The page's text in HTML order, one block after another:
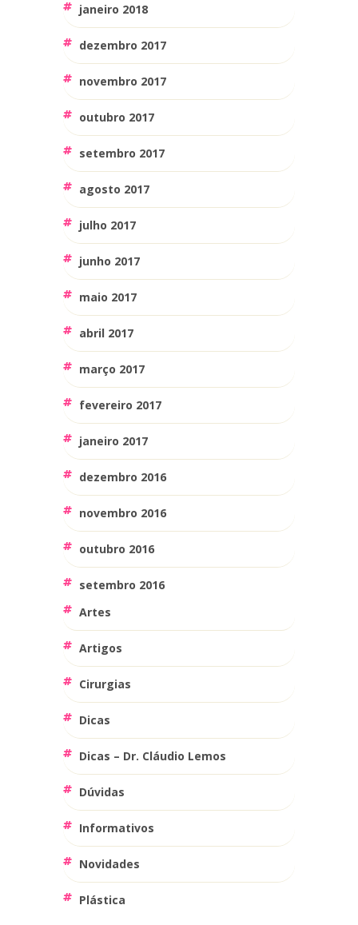
janeiro 2018
dezembro 2017
novembro 2017
outubro 2017
setembro 2017
agosto 2017
julho 2017
junho 2017
maio 2017
abril 2017
março 2017
fevereiro 2017
janeiro 2017
dezembro 2016
novembro 2016
outubro 2016
setembro 2016
Artes
Artigos
Cirurgias
Dicas
Dicas – Dr. Cláudio Lemos
Dúvidas
Informativos
Novidades
Plástica